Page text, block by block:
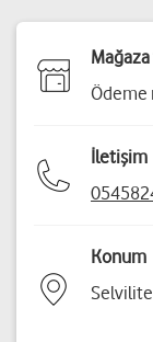
Ödeme
İletişim
Konum